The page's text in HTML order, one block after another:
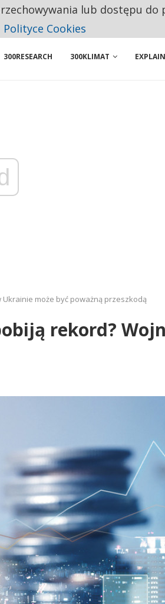
Z POLSKI
300RESEARCH 300KLIMAT
może być poważną przeszkodą
rekord?
lub dostępu do
Polityce Cookies